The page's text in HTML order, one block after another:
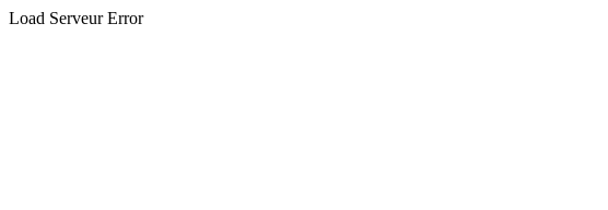
Load Serveur Error